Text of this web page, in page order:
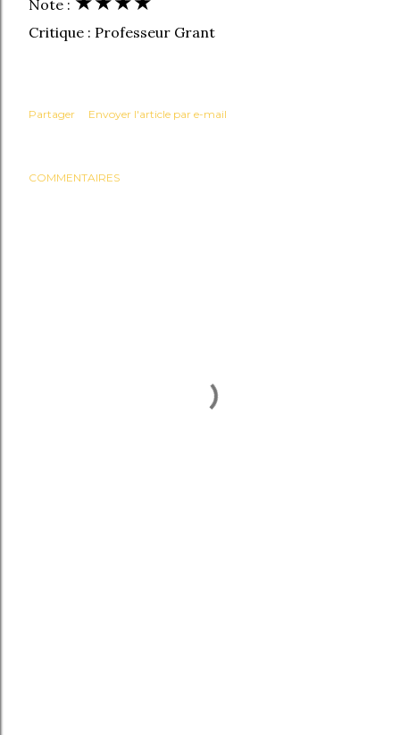
Note :
Critique : Professeur Grant
Partager Envoyer l'article par e-mail
COMMENTAIRES